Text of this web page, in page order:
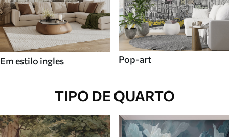
Em estilo ingles Pop-art
TIPO DE QUARTO